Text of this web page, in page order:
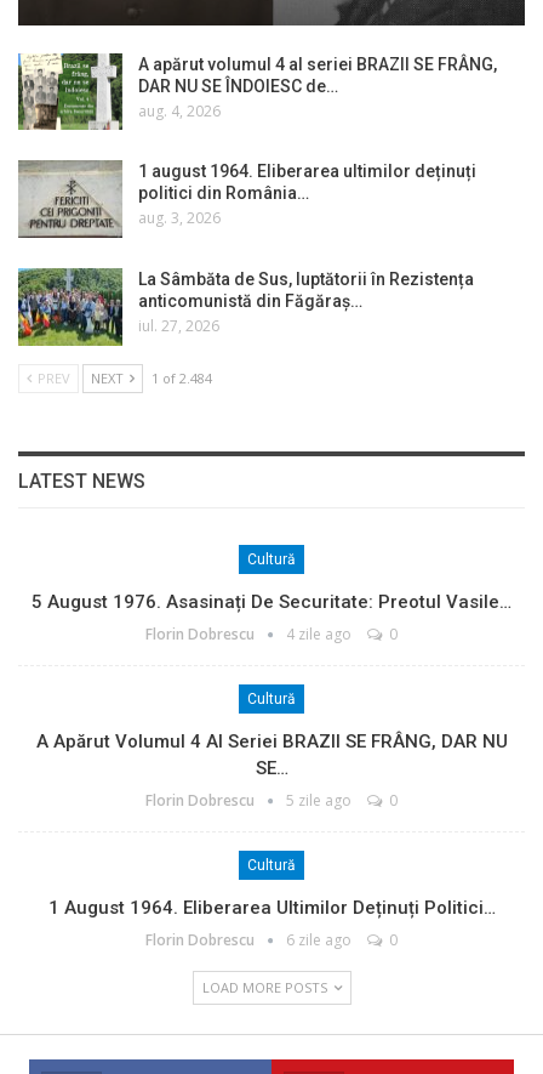
A apărut volumul 4 al seriei BRAZII SE FRÂNG,
DAR NU SE ÎNDOIESC de…
aug. 4, 2026
1 august 1964. Eliberarea ultimilor deținuți
politici din România…
aug. 3, 2026
La Sâmbăta de Sus, luptătorii în Rezistența
anticomunistă din Făgăraș…
iul. 27, 2026
PREV NEXT 1 of 2.484
LATEST NEWS
Cultură
5 August 1976. Asasinați De Securitate: Preotul Vasile…
Florin Dobrescu 4 zile ago 0
Cultură
A Apărut Volumul 4 Al Seriei BRAZII SE FRÂNG, DAR NU
SE…
Florin Dobrescu 5 zile ago 0
Cultură
1 August 1964. Eliberarea Ultimilor Deținuți Politici…
Florin Dobrescu 6 zile ago 0
LOAD MORE POSTS